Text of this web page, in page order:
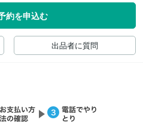
約を申込む
出品者に質問